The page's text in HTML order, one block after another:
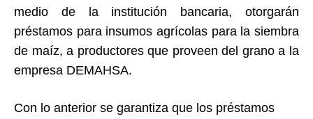
medio de la institución bancaria, otorgarán
préstamos para insumos agrícolas para la siembra
de maíz, a productores que proveen del grano a la
empresa DEMAHSA.
Con lo anterior se garantiza que los préstamos